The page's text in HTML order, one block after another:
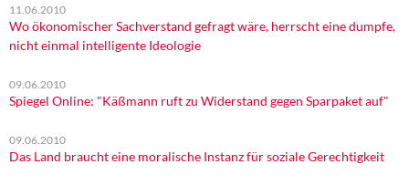
11.06.2010
Wo ökonomischer Sachverstand gefragt wäre, herrscht eine dumpfe,
nicht einmal intelligente Ideologie
09.06.2010
Spiegel Online: "Käßmann ruft zu Widerstand gegen Sparpaket auf"
09.06.2010
Das Land braucht eine moralische Instanz für soziale Gerechtigkeit